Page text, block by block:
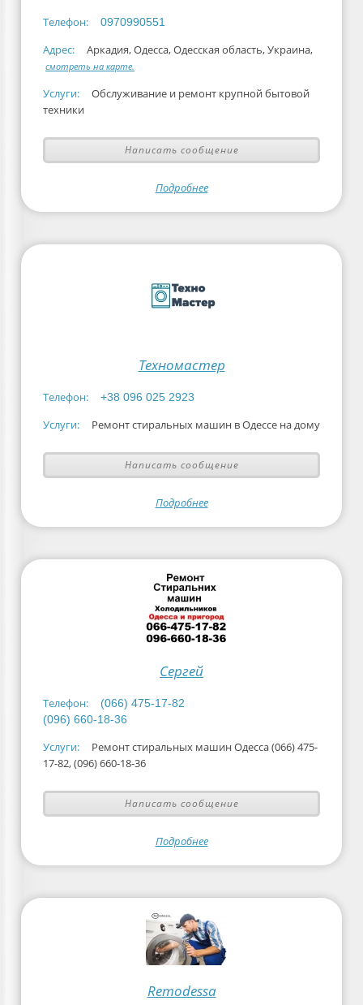
Телефон: 0970990551
Адрес: Аркадия, Одесса, Одесская область, Украина,
смотреть на карте.
Услуги:
Обслуживание и ремонт крупной бытовой
техники
Написать сообщение
Подробнее
Техномастер
Телефон: +38 096 025 2923
Услуги: Ремонт стиральных машин в Одессе на дому
Написать сообщение
Подробнее
Сергей
Телефон:
(066) 475-17-82
(096) 660-18-36
Услуги:
Ремонт стиральных машин Одесса (066) 475-
17-82, (096) 660-18-36
Написать сообщение
Подробнее
Remodessa